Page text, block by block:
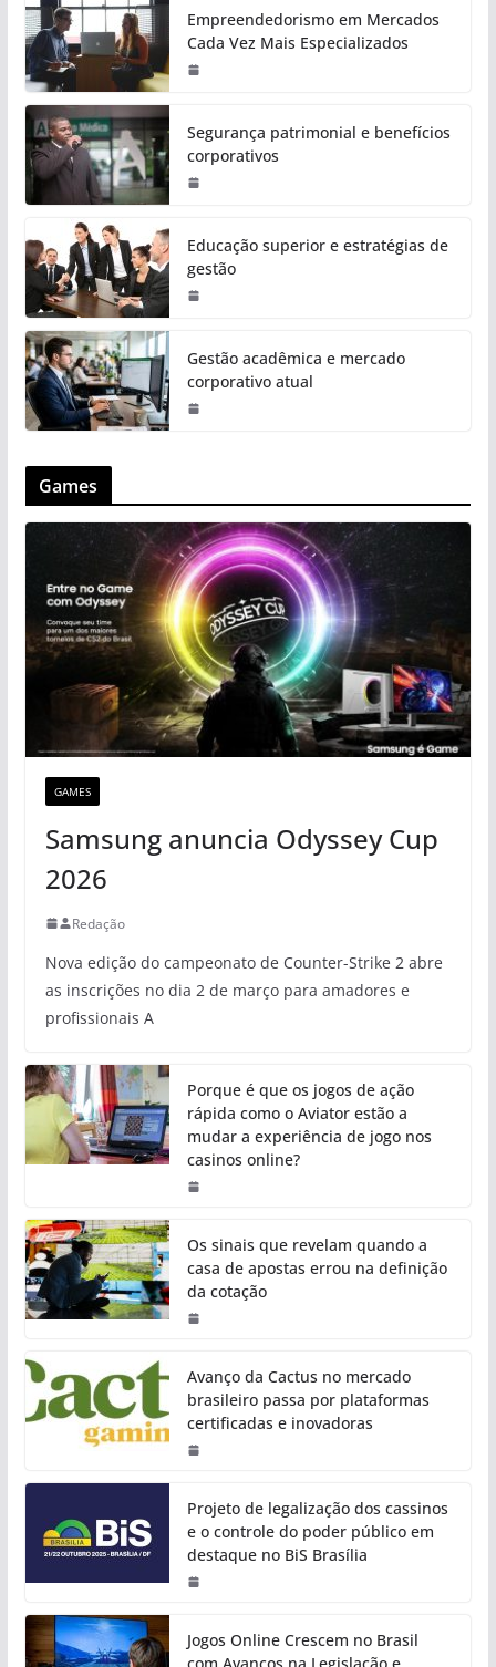
Empreendedorismo em Mercados
Cada Vez Mais Especializados
Segurança patrimonial e benefícios
corporativos
Educação superior e estratégias de
gestão
Gestão acadêmica e mercado
corporativo atual
Games
GAMES
Samsung anuncia Odyssey Cup
2026
Redação
Nova edição do campeonato de Counter-Strike 2 abre
as inscrições no dia 2 de março para amadores e
profissionais A
Porque é que os jogos de ação
rápida como o Aviator estão a
mudar a experiência de jogo nos
casinos online?
Os sinais que revelam quando a
casa de apostas errou na definição
da cotação
Avanço da Cactus no mercado
brasileiro passa por plataformas
certificadas e inovadoras
Projeto de legalização dos cassinos
e o controle do poder público em
destaque no BiS Brasília
Jogos Online Crescem no Brasil